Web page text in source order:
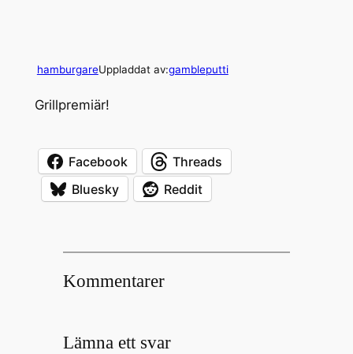
hamburgareUppladdat av:gambleputti
Grillpremiär!
Facebook
Threads
Bluesky
Reddit
Kommentarer
Lämna ett svar